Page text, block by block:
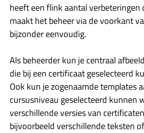
heeft een flink aantal verbeteringen
maakt het beheer via de voorkant
bijzonder eenvoudig.
Als beheerder kun je centraal
die bij een certificaat geselecteerd
Ook kun je zogenaamde templates
cursusniveau geselecteerd kunnen
verschillende versies van
bijvoorbeeld verschillende teksten